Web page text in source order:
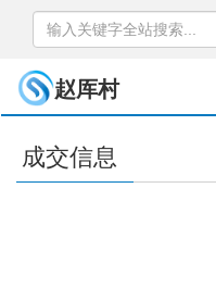
赵厍村
成交信息